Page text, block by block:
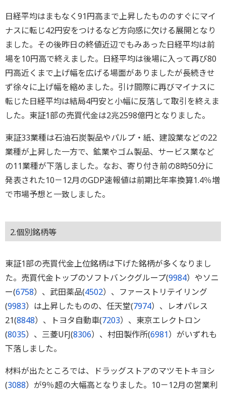
日経平均はまもなく91円高まで上昇したもののすぐにマイ
ナスに転じ42円安をつけるなど方向感に欠ける展開となり
ました。その後昨日の終値近辺でもみあった日経平均は前
場を10円高で終えました。日経平均は後場に入って再び80
円高近くまで上げ幅を広げる場面がありましたが長続きせ
ず徐々に上げ幅を縮めました。引け間際に再びマイナスに
転じた日経平均は結局4円安と小幅に反落して取引を終えま
した。東証1部の売買代金は2兆2598億円となりました。
東証33業種は石油石炭製品やパルプ・紙、建設業などの22
業種が上昇した一方で、鉱業やゴム製品、サービス業など
の11業種が下落しました。なお、寄り付き前の8時50分に
発表された10－12月のGDP速報値は前期比年率換算1.4％増
で市場予想と一致しました。
2.個別銘柄等
東証1部の売買代金上位銘柄は下げた銘柄が多くなりまし
た。売買代金トップのソフトバンクグループ(9984）やソニ
ー(6758）、武田薬品(4502）、ファーストリテイリング
(9983）は上昇したものの、任天堂(7974）、レオパレス
21(8848）、トヨタ自動車(7203）、東京エレクトロン
(8035）、三菱UFJ(8306）、村田製作所(6981）がいずれも
下落しました。
材料が出たところでは、ドラッグストアのマツモトキヨシ
(3088）が9％超の大幅高となりました。10－12月の営業利